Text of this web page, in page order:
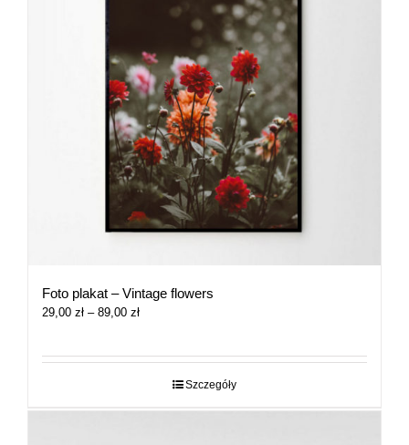
Foto plakat – Vintage flowers
29,00 zł – 89,00 złZakres
29,00 zł
Szczegóły